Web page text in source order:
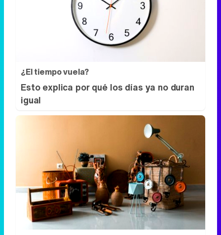
¿El tiempo vuela?
Esto explica por qué los días ya no duran
igual